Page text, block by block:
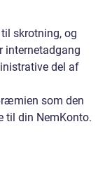
skrotning, og
internetadgang
del af
som den
til din NemKonto.